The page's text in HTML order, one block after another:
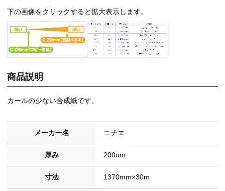
下の画像をクリックすると拡大表示します。
商品説明
カールの少ない合成紙です。
メーカー名 ニチエ
厚み 200um
寸法 1370mm×30m